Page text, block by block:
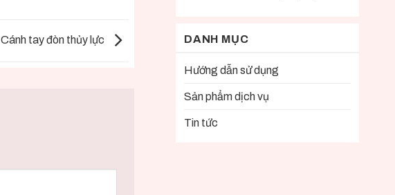
Cánh tay đòn thủy lực DANH MỤC
Hướng dẫn sử dụng
Sản phẩm dịch vụ
Tin tức